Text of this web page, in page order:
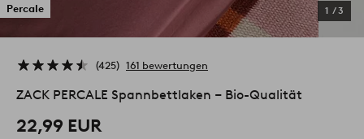
Percale 1 /3
425 161 bewertungen
ZACK PERCALE Spannbettlaken ‒ Bio-Qualität
22,99 EUR